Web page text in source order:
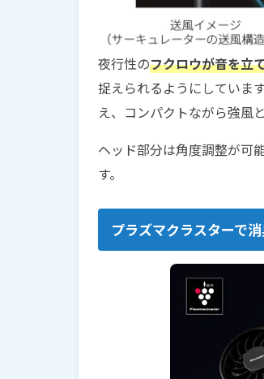
夜行性のフクロウが音を立
捉えられるようにしていま
え、コンパクトながら強風
ヘッド部分は角度調整が可
す。
プラズマクラスターで消